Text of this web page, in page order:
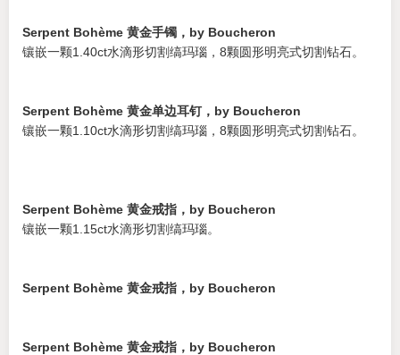
Serpent Bohème 黄金手镯，by Boucheron
镶嵌一颗1.40ct水滴形切割缟玛瑙，8颗圆形明亮式切割钻石。
Serpent Bohème 黄金单边耳钉，by Boucheron
镶嵌一颗1.10ct水滴形切割缟玛瑙，8颗圆形明亮式切割钻石。
Serpent Bohème 黄金戒指，by Boucheron
镶嵌一颗1.15ct水滴形切割缟玛瑙。
Serpent Bohème 黄金戒指，by Boucheron
Serpent Bohème 黄金戒指，by Boucheron